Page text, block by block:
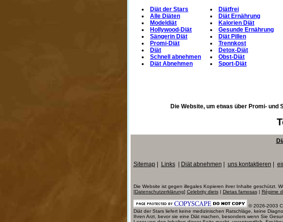
Diät der Stars
Alle Diäten
Modeldiät
Hollywood-Diät
Sängerin Diät
Promi-Diät
Diät
Schnell abnehmen
Diät Abnehmen
Diätfrei
Diät Ernährung
Kalorien Diät
Gesunde Ernährung
Diät Pillen
Trennkost
Detox-Diät
Obst-Diät
Sport-Diät
Die Website, um etwas über Promi- und
Sitemap| Links| Diät abnehmen uns kontaktieren
Die Website ist gegen illegales Kopieren ihrer Inhalte geschützt.
[Datenschutzerklärung] Celebrity diets| Dietas famosas| Régime
© 2026-2003
Diät der Stars liefert keine medizinischen Ratschläge, keine
Ihren Arzt, bevor sie eine Diät machen, besonders wenn Sie